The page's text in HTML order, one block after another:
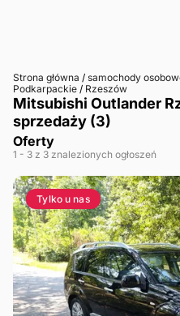
Strona główna / samochody
Podkarpackie / Rzeszów
Mitsubishi Outlander
sprzedaży (3)
Oferty
1 - 3 z 3 znalezionych ogłoszeń
Tylko u nas